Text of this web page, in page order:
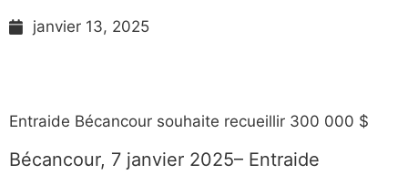
janvier 13, 2025
Entraide Bécancour souhaite recueillir 300 000 $
Bécancour, 7 janvier 2025– Entraide